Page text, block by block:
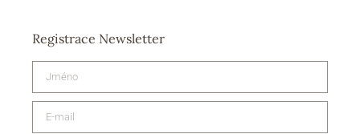
Registrace Newsletter